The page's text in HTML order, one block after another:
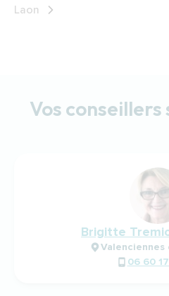
Laon
Vos
Brigitte
06 60